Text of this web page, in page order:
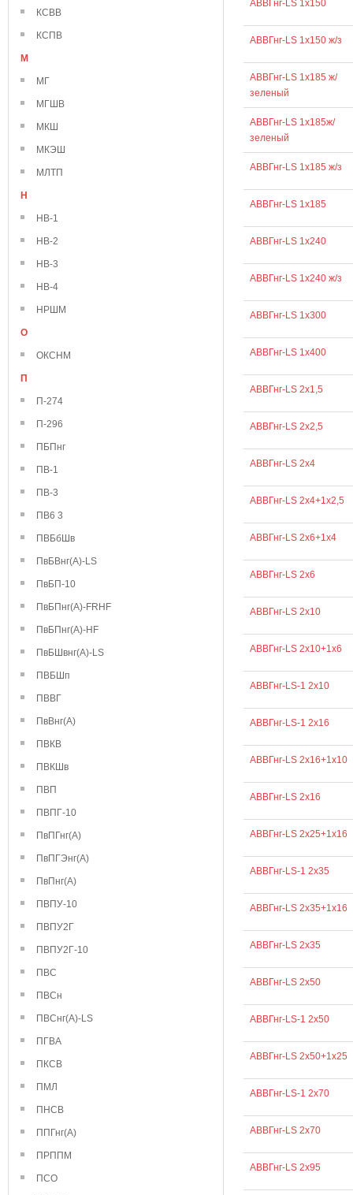
КСВВ
КСПВ
М
МГ
МГШВ
МКШ
МКЭШ
МЛТП
Н
НВ-1
НВ-2
НВ-3
НВ-4
НРШМ
О
ОКСНМ
П
П-274
П-296
ПБПнг
ПВ-1
ПВ-3
ПВ6 3
ПВБбШв
ПвБВнг(А)-LS
ПвБП-10
ПвБПнг(А)-FRHF
ПвБПнг(А)-HF
ПвБШвнг(А)-LS
ПВБШп
ПВВГ
ПвВнг(А)
ПВКВ
ПВКШв
ПВП
ПВПГ-10
ПвПГнг(А)
ПвПГЭнг(А)
ПвПнг(А)
ПВПУ-10
ПВПУ2Г
ПВПУ2Г-10
ПВС
ПВСн
ПВСнг(А)-LS
ПГВА
ПКСВ
ПМЛ
ПНСВ
ППГнг(А)
ПРППМ
ПСО
АВВГнг-LS 1х150
АВВГнг-LS 1х150 ж/з
АВВГнг-LS 1х185 ж/
зеленый
АВВГнг-LS 1х185ж/
зеленый
АВВГнг-LS 1х185 ж/з
АВВГнг-LS 1х185
АВВГнг-LS 1х240
АВВГнг-LS 1х240 ж/з
АВВГнг-LS 1х300
АВВГнг-LS 1х400
АВВГнг-LS 2х1,5
АВВГнг-LS 2х2,5
АВВГнг-LS 2х4
АВВГнг-LS 2х4+1х2,5
АВВГнг-LS 2х6+1х4
АВВГнг-LS 2х6
АВВГнг-LS 2х10
АВВГнг-LS 2х10+1х6
АВВГнг-LS-1 2х10
АВВГнг-LS-1 2х16
АВВГнг-LS 2х16+1х10
АВВГнг-LS 2х16
АВВГнг-LS 2х25+1х16
АВВГнг-LS-1 2х35
АВВГнг-LS 2х35+1х16
АВВГнг-LS 2х35
АВВГнг-LS 2х50
АВВГнг-LS-1 2х50
АВВГнг-LS 2х50+1х25
АВВГнг-LS-1 2х70
АВВГнг-LS 2х70
АВВГнг-LS 2х95